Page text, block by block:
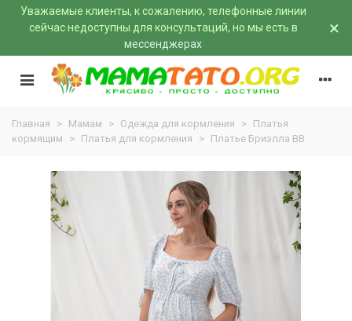
Уважаемые клиенты, к сожалению, телефонные линии
сейчас недоступны для консультаций, но мы есть в
мессенджерах
×
Главная > Мамам > Одежда для кормления > Платья
кормящим
> Платья для кормления > Платье Бриэлла BB